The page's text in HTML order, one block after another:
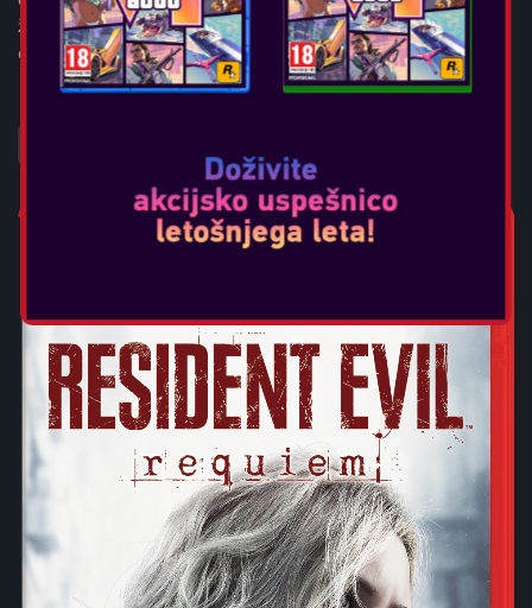
življenja, posvečeni ustvarjanju, oblikovanju in gradnji –
ekskluzivno za Nintendo ...